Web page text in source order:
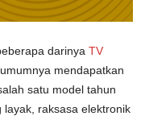
darinya TV
mendapatkan
satu model tahun
raksasa elektronik